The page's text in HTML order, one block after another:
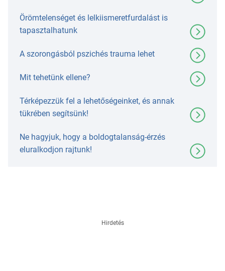
Örömtelenséget és lelkiismeretfurdalást is
tapasztalhatunk
A szorongásból pszichés trauma lehet
Mit tehetünk ellene?
Térképezzük fel a lehetőségeinket, és annak
tükrében segítsünk!
Ne hagyjuk, hogy a boldogtalanság-érzés
eluralkodjon rajtunk!
Hirdetés